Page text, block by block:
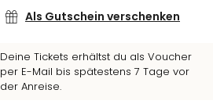
Als Gutschein verschenken
Deine Tickets erhältst du als Voucher
per E-Mail bis spätestens 7 Tage vor
der Anreise.